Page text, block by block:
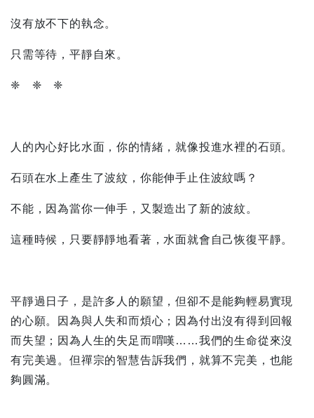
沒有放不下的執念。
只需等待，平靜自來。
❈ ❈ ❈
人的內心好比水面，你的情緒，就像投進水裡的石頭。
石頭在水上產生了波紋，你能伸手止住波紋嗎？
不能，因為當你一伸手，又製造出了新的波紋。
這種時候，只要靜靜地看著，水面就會自己恢復平靜。
平靜過日子，是許多人的願望，但卻不是能夠輕易實現
的心願。因為與人失和而煩心；因為付出沒有得到回報
而失望；因為人生的失足而喟嘆……我們的生命從來沒
有完美過。但禪宗的智慧告訴我們，就算不完美，也能
夠圓滿。